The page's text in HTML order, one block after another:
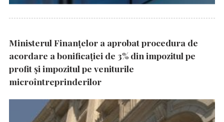
Ministerul Finanțelor a aprobat procedura de
acordare a bonificației de 3% din impozitul pe
profit și impozitul pe veniturile
microîntreprinderilor